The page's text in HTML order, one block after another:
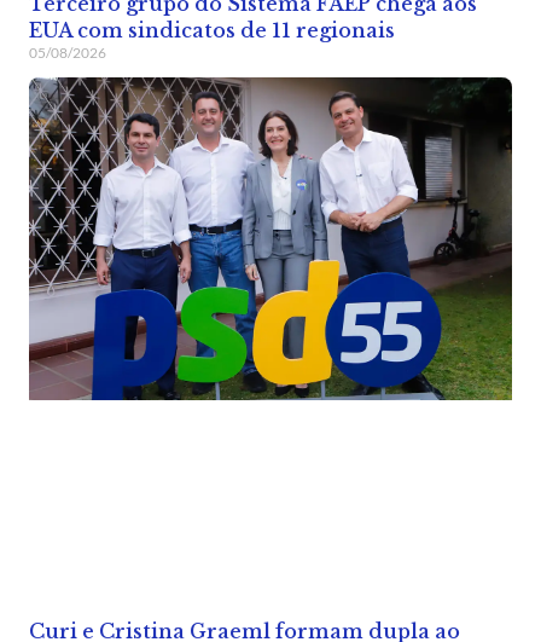
EUA com sindicatos de 11 regionais
05/08/2026
Curi e Cristina Graeml formam dupla ao